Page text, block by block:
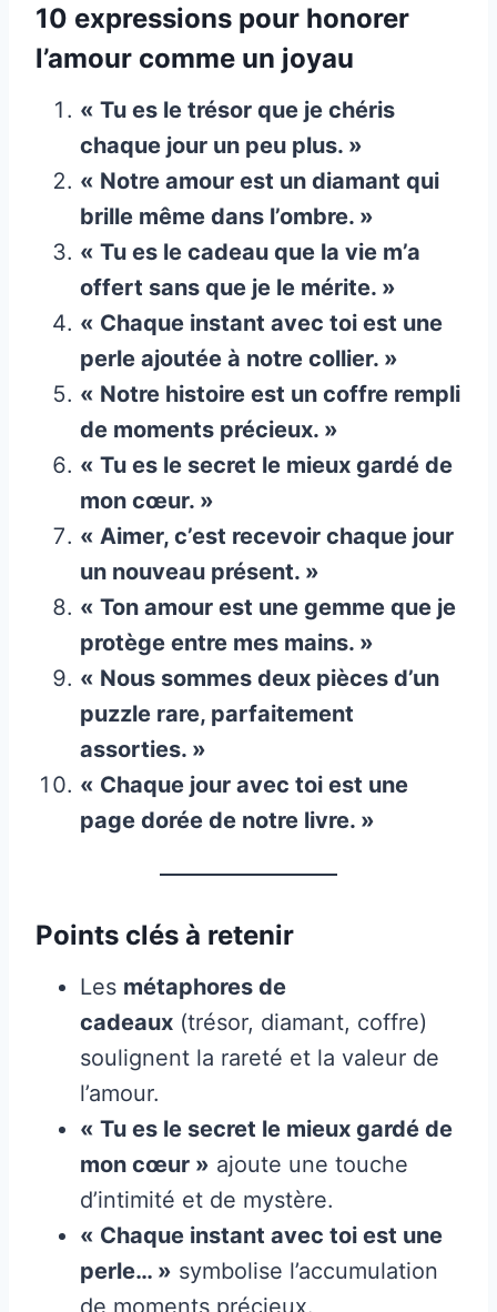
10 expressions pour honorer
l’amour comme un joyau
« Tu es le trésor que je chéris
chaque jour un peu plus. »
« Notre amour est un diamant qui
brille même dans l’ombre. »
« Tu es le cadeau que la vie m’a
offert sans que je le mérite. »
« Chaque instant avec toi est une
perle ajoutée à notre collier. »
« Notre histoire est un coffre rempli
de moments précieux. »
« Tu es le secret le mieux gardé de
mon cœur. »
« Aimer, c’est recevoir chaque jour
un nouveau présent. »
« Ton amour est une gemme que je
protège entre mes mains. »
« Nous sommes deux pièces d’un
puzzle rare, parfaitement
assorties. »
« Chaque jour avec toi est une
page dorée de notre livre. »
Points clés à retenir
Les métaphores de
cadeaux (trésor, diamant, coffre)
soulignent la rareté et la valeur de
l’amour.
« Tu es le secret le mieux gardé de
mon cœur » ajoute une touche
d’intimité et de mystère.
« Chaque instant avec toi est une
perle… » symbolise l’accumulation
de moments précieux.